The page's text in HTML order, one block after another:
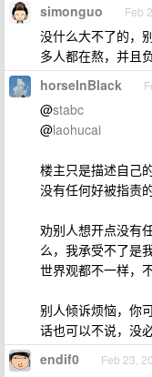
simonguo Feb
没什么大不了的，
多人都在熬，并且
horseInBlack
@stabc
@laohucai
楼主只是描述自己
没有任何好被指责的
劝别人想开点没有
么，我承受不了是
世界观都不一样，
别人倾诉烦恼，你
话也可以不说，没
endif0 Feb 23,